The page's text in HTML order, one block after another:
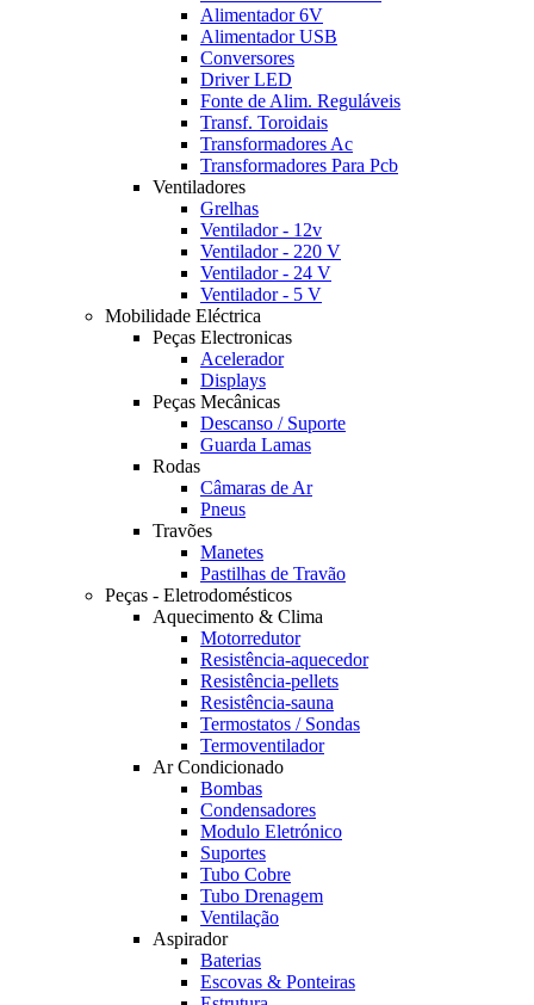
Alimentador 6V
Alimentador USB
Conversores
Driver LED
Fonte de Alim. Reguláveis
Transf. Toroidais
Transformadores Ac
Transformadores Para Pcb
Ventiladores
Grelhas
Ventilador - 12v
Ventilador - 220 V
Ventilador - 24 V
Ventilador - 5 V
Mobilidade Eléctrica
Peças Electronicas
Acelerador
Displays
Peças Mecânicas
Descanso / Suporte
Guarda Lamas
Rodas
Câmaras de Ar
Pneus
Travões
Manetes
Pastilhas de Travão
Peças - Eletrodomésticos
Aquecimento & Clima
Motorredutor
Resistência-aquecedor
Resistência-pellets
Resistência-sauna
Termostatos / Sondas
Termoventilador
Ar Condicionado
Bombas
Condensadores
Modulo Eletrónico
Suportes
Tubo Cobre
Tubo Drenagem
Ventilação
Aspirador
Baterias
Escovas & Ponteiras